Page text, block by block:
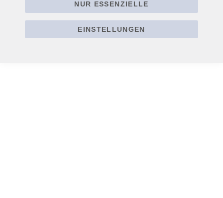
NUR ESSENZIELLE
EINSTELLUNGEN